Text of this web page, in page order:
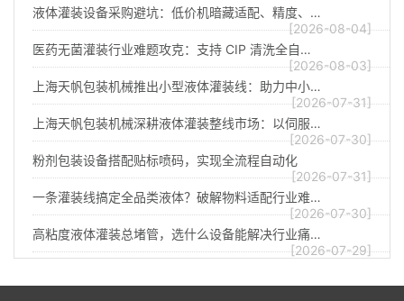
液体灌装设备采购避坑：低价机暗藏适配、精度、…
[2026-08-04]
医药无菌灌装行业难题攻克：支持 CIP 清洗全自…
[2026-08-03]
上海天帆包装机械推出小型液体灌装线：助力中小…
[2026-07-31]
上海天帆包装机械深耕液体灌装整线市场：以伺服…
[2026-07-30]
粉剂包装设备搭配贴标喷码，实现全流程自动化
[2026-07-31]
一条灌装线搞定全品类液体？破解物料适配行业难…
[2026-07-30]
高粘度液体灌装总堵管，选什么设备能解决行业痛…
[2026-07-29]